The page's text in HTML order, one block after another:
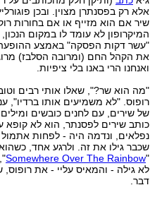
אלא רק בפסנתרן מצוין. ובכן
שיר אם הוא מזייף או אם בחורות
המיקרופון לא עומד לו במקום
"עשר דקות הפסקה" באמצע
את הקהל החם (ומרובה הסלבז)
ואנחנו הרי באנו בלי ציפיות.
"מה הוא שר?", שאלו אותי רבים
רופוס. "לא משמיעים אותו ברדיו",
של שירים, עם לחנים כובשים
כותב שירים לפסנתר, הוא לא קופא
נפלאים, ונדמה היה - לפחות
שכבר גילו את זה. ולרגע אחד,
"
Somewhere Over The Rainbow
לא גילה - והמאיס עליי - את רופוס,
דבר.